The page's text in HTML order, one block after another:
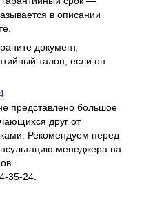
в описании
документ,
талон, если он
представлено большое
друг от
Рекомендуем перед
менеджера на
35-24.